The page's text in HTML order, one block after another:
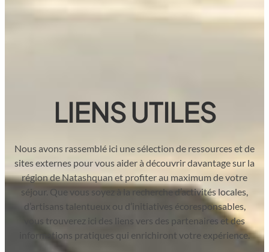
LIENS UTILES
Nous avons rassemblé ici une sélection de ressources et de
sites externes pour vous aider à découvrir davantage sur la
région de Natashquan et profiter au maximum de votre
séjour. Que vous soyez à la recherche d’activités locales,
d’artisans talentueux ou d’initiatives écoresponsables,
vous trouverez ici des liens vers des partenaires et des
informations pratiques qui enrichiront votre expérience.